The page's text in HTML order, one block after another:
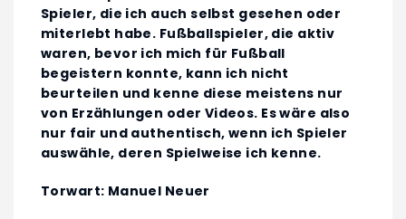
Spieler, die ich auch selbst gesehen oder
miterlebt habe. Fußballspieler, die aktiv
waren, bevor ich mich für Fußball
begeistern konnte, kann ich nicht
beurteilen und kenne diese meistens nur
von Erzählungen oder Videos. Es wäre also
nur fair und authentisch, wenn ich Spieler
auswähle, deren Spielweise ich kenne.
Torwart: Manuel Neuer